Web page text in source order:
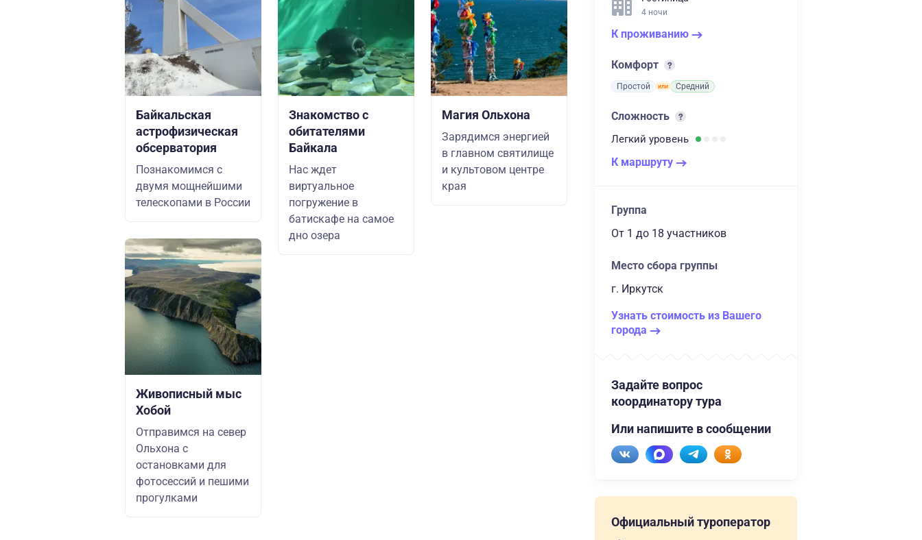
Байкальская
астрофизическая
обсерватория
Познакомимся с
двумя мощнейшими
телескопами в России
Живописный мыс
Хобой
Отправимся на север
Ольхона с
остановками для
фотосессий и пешими
прогулками
Знакомство с
обитателями
Байкала
Нас ждет
виртуальное
погружение в
батискафе на самое
дно озера
Магия Ольхона
Зарядимся энергией
в главном святилище
и культовом центре
края
4 ночи
К проживанию
Комфорт
Простой Средний
Сложность
Легкий уровень
К маршруту
Группа
От 1 до 18 участников
Место сбора группы
г. Иркутск
Узнать стоимость из Вашего
города
Задайте вопрос
координатору тура
Или напишите в сообщении
Официальный туроператор